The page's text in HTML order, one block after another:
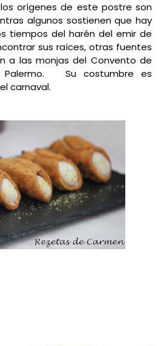
orígenes de este postre son
algunos sostienen que hay
tiempos del harén del emir de
sus raíces, otras fuentes
a las monjas del Convento de
Palermo. Su costumbre es
carnaval.